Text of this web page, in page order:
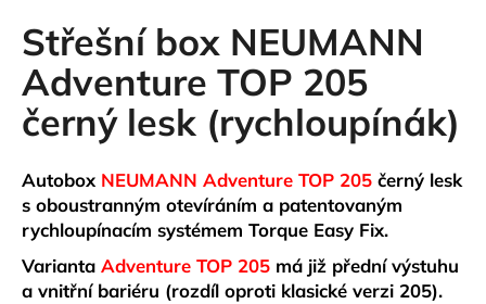
produktu
je
0,0
z
5
hvězdiček.
Střešní box NEUMANN
Adventure TOP 205
černý lesk (rychloupínák)
Autobox NEUMANN Adventure TOP 205 černý lesk
s oboustranným otevíráním a patentovaným
rychloupínacím systémem Torque Easy Fix.
Varianta Adventure TOP 205 má již přední výstuhu
a vnitřní bariéru (rozdíl oproti klasické verzi 205).
D
o
p
o
r
u
č
u
j
e
m
e